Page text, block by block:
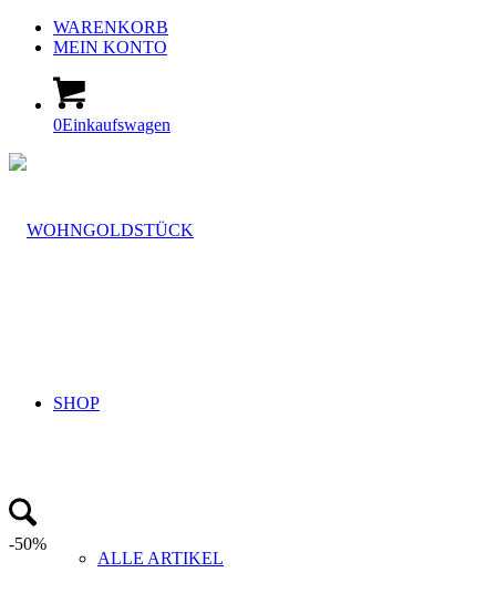
WARENKORB
MEIN KONTO
0Einkaufswagen
SHOP
ALLE ARTIKEL
-50%